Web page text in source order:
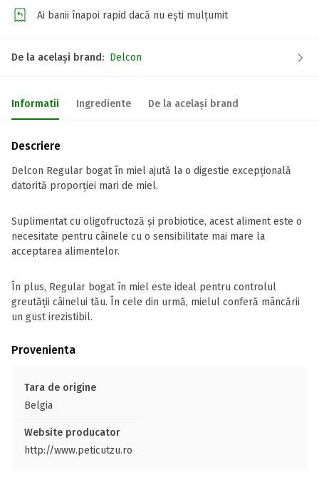
Ai banii înapoi rapid dacă nu ești mulțumit
De la același brand: Delcon
Informatii Ingrediente De la același brand
Descriere
Delcon Regular bogat în miel ajută la o digestie excepțională
datorită proporției mari de miel.
Suplimentat cu oligofructoză și probiotice, acest aliment este o
necesitate pentru câinele cu o sensibilitate mai mare la
acceptarea alimentelor.
În plus, Regular bogat în miel este ideal pentru controlul
greutății câinelui tău. În cele din urmă, mielul conferă mâncării
un gust irezistibil.
Provenienta
Tara de origine
Belgia
Website producator
http://www.peticutzu.ro